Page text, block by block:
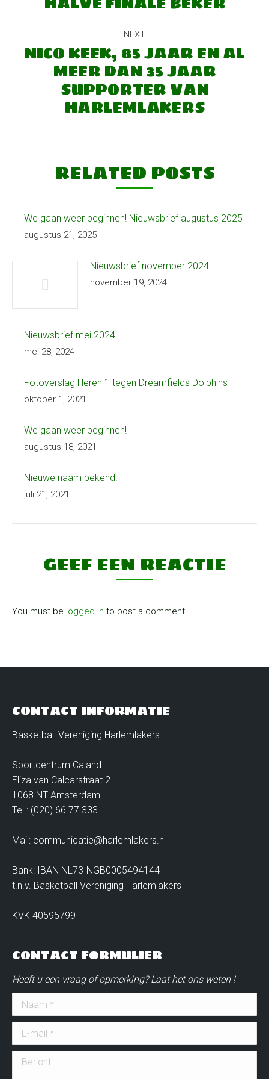
post:
NEXT
Next
post:
NICO KEEK, 85 JAAR EN AL
MEER DAN 35 JAAR
SUPPORTER VAN
HARLEMLAKERS
RELATED POSTS
We gaan weer beginnen! Nieuwsbrief augustus 2025
augustus 21, 2025
Nieuwsbrief november 2024
november 19, 2024
Nieuwsbrief mei 2024
mei 28, 2024
Fotoverslag Heren 1 tegen Dreamfields Dolphins
oktober 1, 2021
We gaan weer beginnen!
augustus 18, 2021
Nieuwe naam bekend!
juli 21, 2021
GEEF EEN REACTIE
You must be logged in to post a comment.
CONTACT INFORMATIE
Basketball Vereniging Harlemlakers
Sportcentrum Caland
Eliza van Calcarstraat 2
1068 NT Amsterdam
Tel.: (020) 66 77 333
Mail: communicatie@harlemlakers.nl
Bank: IBAN NL73INGB0005494144
t.n.v. Basketball Vereniging Harlemlakers
KVK 40595799
CONTACT FORMULIER
Heeft u een vraag of opmerking? Laat het ons weten !
Naam *
E-mail *
Bericht